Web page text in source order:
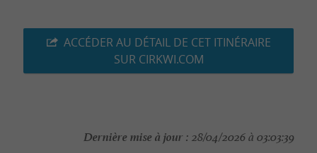
ACCÉDER AU DÉTAIL DE CET ITINÉRAIRE
SUR CIRKWI.COM
Dernière mise à jour : 28/04/2026 à 03:03:39